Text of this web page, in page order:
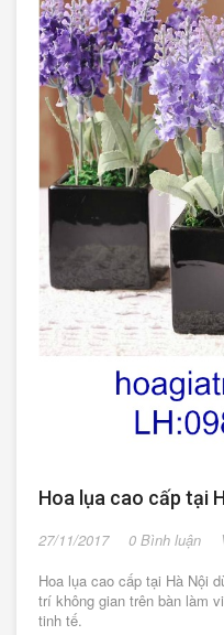
Hoa lụa cao cấp tại
27/11/2017 0 Bình luận
Hoa lụa cao cấp tại Hà Nội
trí không gian trên bàn làm
tinh tế.